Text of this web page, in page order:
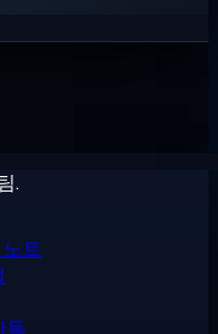
.
트
들